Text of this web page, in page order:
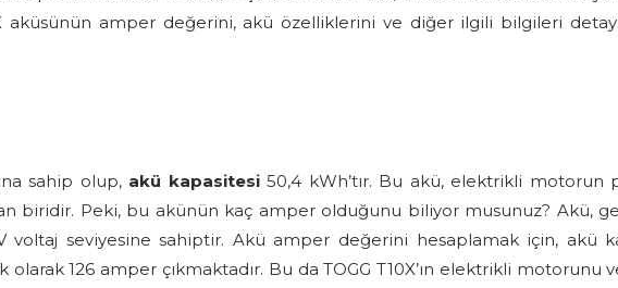
aküsünün amper değerini, akü özelliklerini ve diğer ilgili bilgileri
sahip olup, akü kapasitesi50,4 kWh’tır. Bu akü, elektrikli motorun
biridir. Peki, bu akünün kaç amper olduğunu biliyor musunuz? Akü,
voltaj seviyesine sahiptir. Akü amper değerini hesaplamak için, akü
126 amper çıkmaktadır. Bu da TOGG T10X’ın elektrikli motorunu